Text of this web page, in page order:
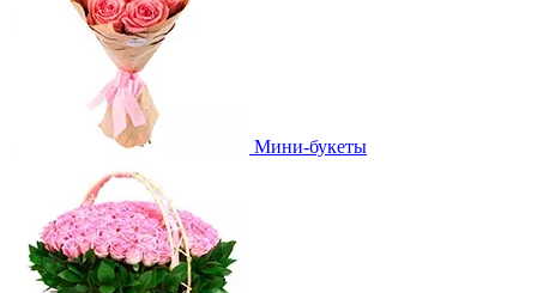
Мини-букеты